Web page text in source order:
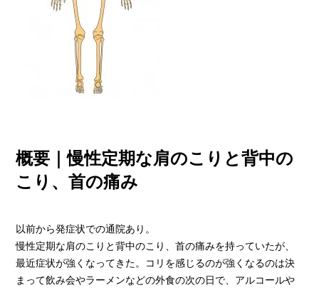
概要｜慢性定期な肩のこりと背中の
こり、首の痛み
以前から発症状での通院あり。
慢性定期な肩のこりと背中のこり、首の痛みを持っていたが、
最近症状が強くなってきた。コリを感じるのが強くなるのは決
まって飲み会やラーメンなどの外食の次の日で、アルコールや